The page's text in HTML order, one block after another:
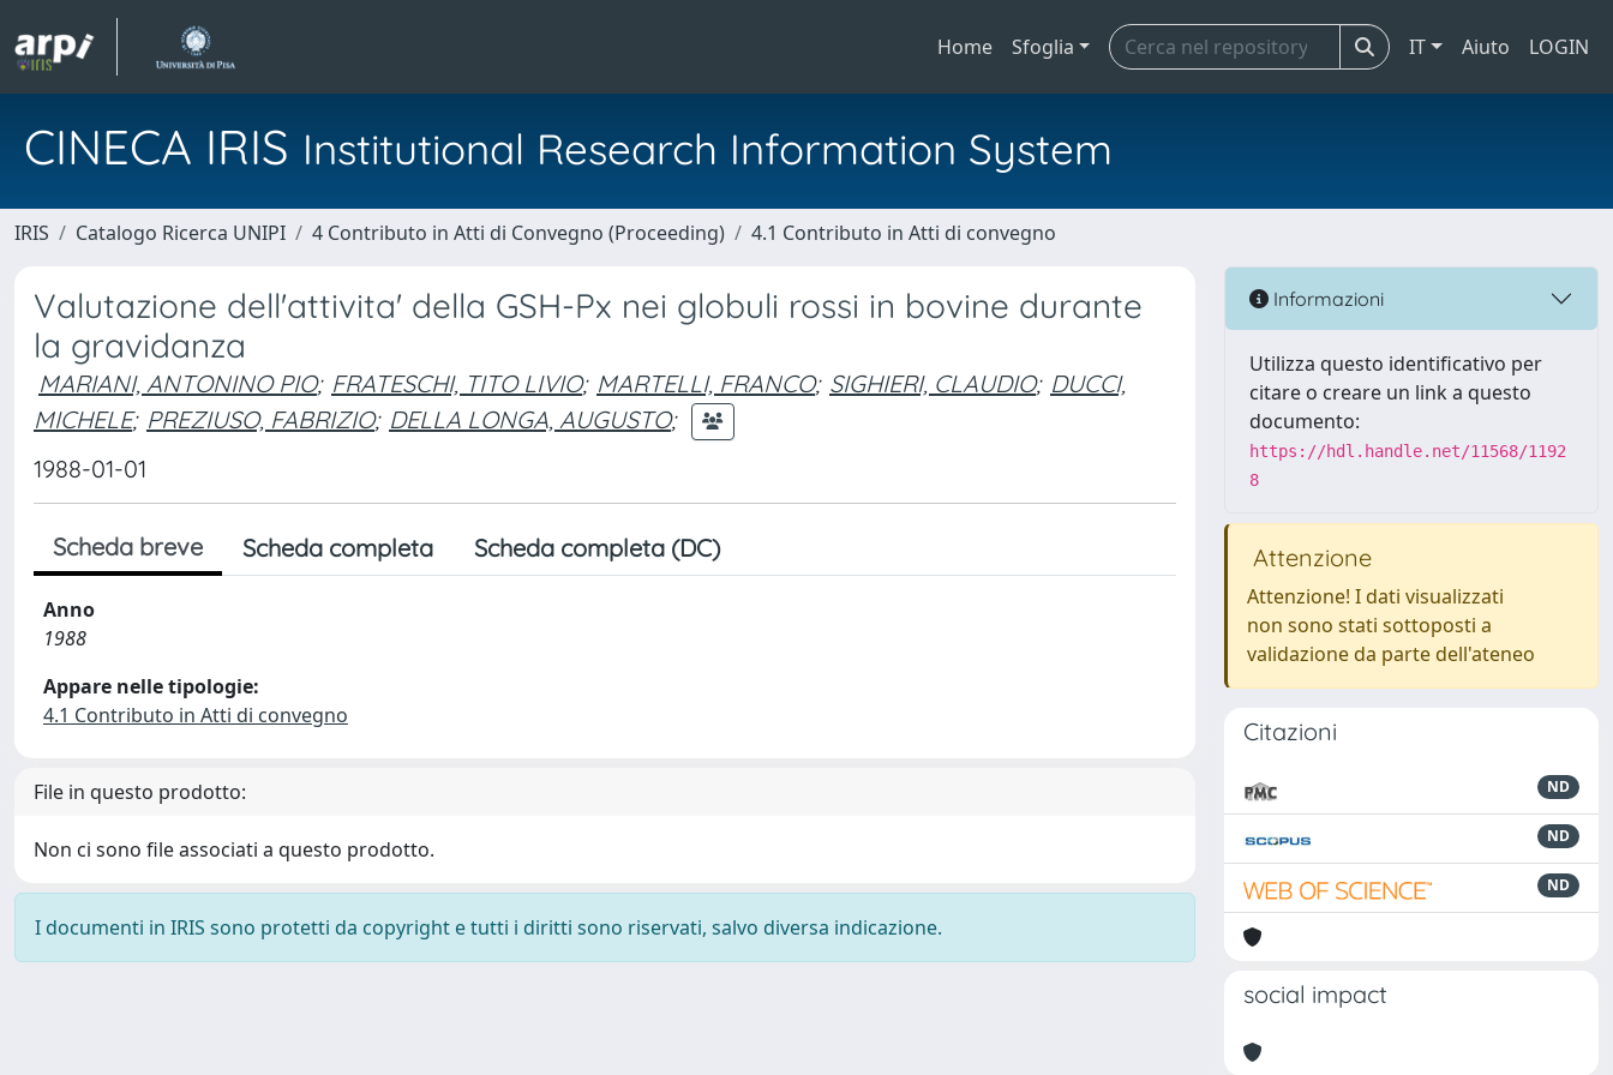
Home Sfoglia IT Aiuto LOGIN
CINECA IRIS Institutional Research Information System
IRIS Catalogo Ricerca UNIPI 4 Contributo in Atti di Convegno (Proceeding) 4.1 Contributo in Atti di convegno
Valutazione dell'attivita' della GSH-Px nei globuli rossi in bovine durante
la gravidanza
MARIANI, ANTONINO PIO; FRATESCHI, TITO LIVIO; MARTELLI, FRANCO; SIGHIERI, CLAUDIO; DUCCI,
MICHELE; PREZIUSO, FABRIZIO; DELLA LONGA, AUGUSTO;
1988-01-01
Scheda breve Scheda completa Scheda completa (DC)
Anno
1988
Appare nelle tipologie:
4.1 Contributo in Atti di convegno
File in questo prodotto:
Non ci sono file associati a questo prodotto.
I documenti in IRIS sono protetti da copyright e tutti i diritti sono riservati, salvo diversa indicazione.
Informazioni
Utilizza questo identificativo per
citare o creare un link a questo
documento:
https://hdl.handle.net/11568/1192
8
Attenzione
Attenzione! I dati visualizzati
non sono stati sottoposti a
validazione da parte dell'ateneo
Citazioni
ND
ND
ND
social impact